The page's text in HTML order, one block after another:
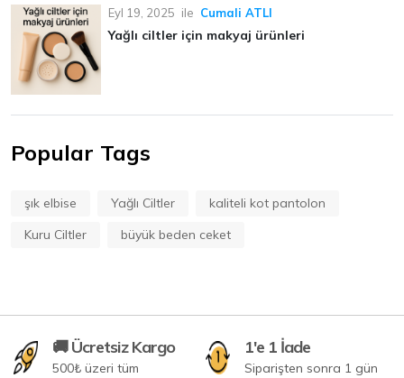
Eyl 19, 2025 ile Cumali ATLI
Yağlı ciltler için makyaj ürünleri
Popular Tags
şık elbise Yağlı Ciltler
kaliteli kot pantolon
Kuru Ciltler
büyük beden ceket
🚚 Ücretsiz Kargo
500₺ üzeri tüm
1'e 1 İade
Siparişten sonra 1 gün